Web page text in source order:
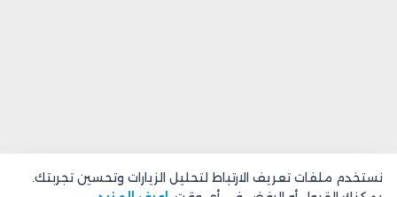
نستخدم ملفات تعريف الارتباط لتحليل الزيارات وتحسين تجربتك.